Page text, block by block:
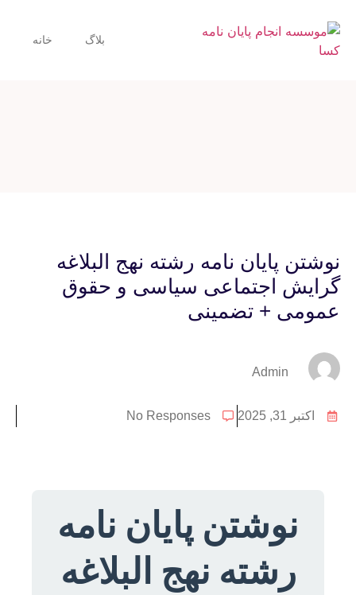
خانه بلاگ
نوشتن پایان نامه رشته نهج البلاغه
گرایش اجتماعی سیاسی و حقوق
عمومی + تضمینی
Admin
اکتبر 31, 2025 No Responses
نوشتن پایان نامه
رشته نهج البلاغه